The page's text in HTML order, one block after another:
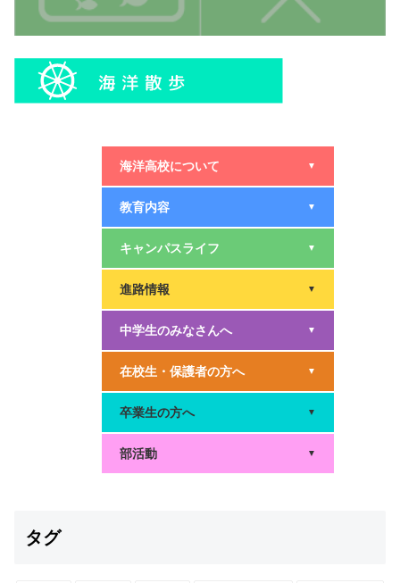
海洋高校について ▼
教育内容 ▼
キャンパスライフ ▼
進路情報 ▼
中学生のみなさんへ ▼
在校生・保護者の方へ ▼
卒業生の方へ ▼
部活動 ▼
タグ